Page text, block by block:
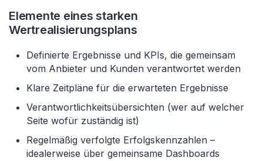
Elemente eines starken
Wertrealisierungsplans
Definierte Ergebnisse und KPIs, die gemeinsam
vom Anbieter und Kunden verantwortet werden
Klare Zeitpläne für die erwarteten Ergebnisse
Verantwortlichkeitsübersichten (wer auf welcher
Seite wofür zuständig ist)
Regelmäßig verfolgte Erfolgskennzahlen –
idealerweise über gemeinsame Dashboards